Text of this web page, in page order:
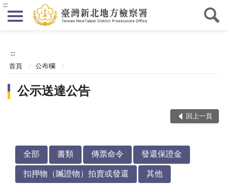
:::
:::
首頁 公布欄
公示送達公告
回上一頁
全部 書類 傳票命令 發還保證金
扣押物（贓證物）拍賣或發還 其他